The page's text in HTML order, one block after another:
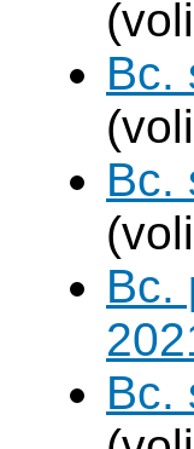
Bc.
Bc.
Bc.
Bc.